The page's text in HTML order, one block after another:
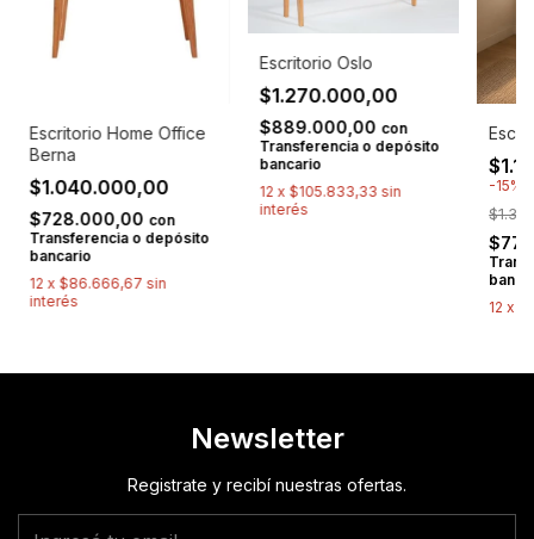
Escritorio Home Office
Berna
$1.040.000,00
$728.000,00 con
Transferencia o depósito
bancario
12 x $86.666,67 sin
interés
Escritorio Oslo
$1.270.000,00
$889.000,00 con
Transferencia o depósito
bancario
12 x $105.833,33 sin
interés
-15%
12 x
Newsletter
Registrate y recibí nuestras ofertas.